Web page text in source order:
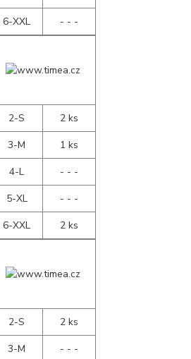
6-XXL
- - -
2-S
2 ks
3-M
1 ks
4-L
- - -
5-XL
- - -
6-XXL
2 ks
2-S
2 ks
3-M
- - -